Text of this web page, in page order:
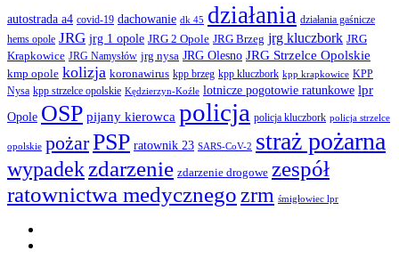
autostrada a4 covid-19 dachowanie dk 45 działania działania gaśnicze
hems opole JRG jrg 1 opole JRG 2 Opole JRG Brzeg jrg kluczbork JRG
Krapkowice JRG Namysłów jrg nysa JRG Olesno JRG Strzelce Opolskie
kmp opole kolizja koronawirus kpp brzeg kpp kluczbork kpp krapkowice KPP
Nysa kpp strzelce opolskie Kędzierzyn-Koźle lotnicze pogotowie ratunkowe lpr
Opole OSP pijany kierowca policja policja kluczbork policja strzelce
opolskie pożarPSP ratownik 23 SARS-CoV-2 straż pożarna
wypadekzdarzenie zdarzenie drogowe zespół
ratownictwa medycznego zrm śmigłowiec lpr